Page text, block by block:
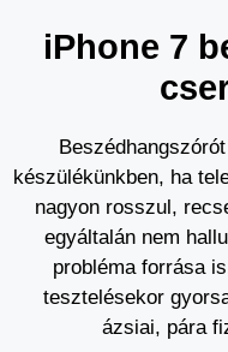
iPhone 7
készülékünkben, ha
nagyon rosszul,
egyáltalán nem
probléma forrása
tesztelésekor
ázsiai, pára